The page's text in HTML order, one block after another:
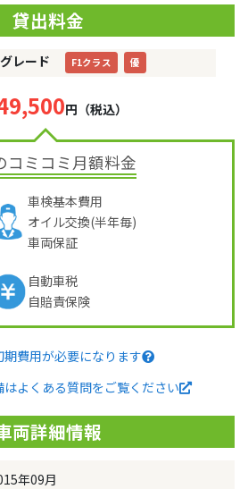
貸出料金
レード F1クラス 優
円（税込）
コミコミ月額料金
車検基本費用
オイル交換(半年毎)
車両保証
自動車税
自賠責保険
費用が必要になります
よくある質問をご覧ください
両詳細情報
年09月